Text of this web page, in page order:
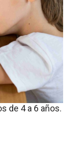
de 4 a 6 años.